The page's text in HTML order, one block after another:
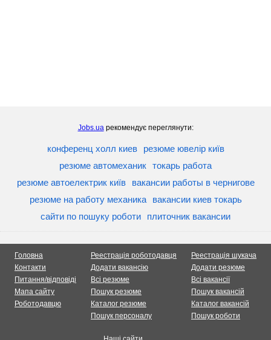
Jobs.uaрекомендує переглянути:
конференц холл киев
резюме ювелір київ
резюме автомеханик токарь работа
резюме автоелектрик київ
вакансии работы в чернигове
резюме на работу механика
вакансии киев токарь
сайти по пошуку роботи
плиточник вакансии
Головна
Контакти
Питання/відповіді
Мапа сайту
Роботодавцю
Реестрація роботодавця
Додати вакансію
Всі резюме
Пошук резюме
Каталог резюме
Пошук персоналу
Реестрація шукача
Додати резюме
Всі вакансії
Пошук вакансій
Каталог вакансій
Пошук роботи